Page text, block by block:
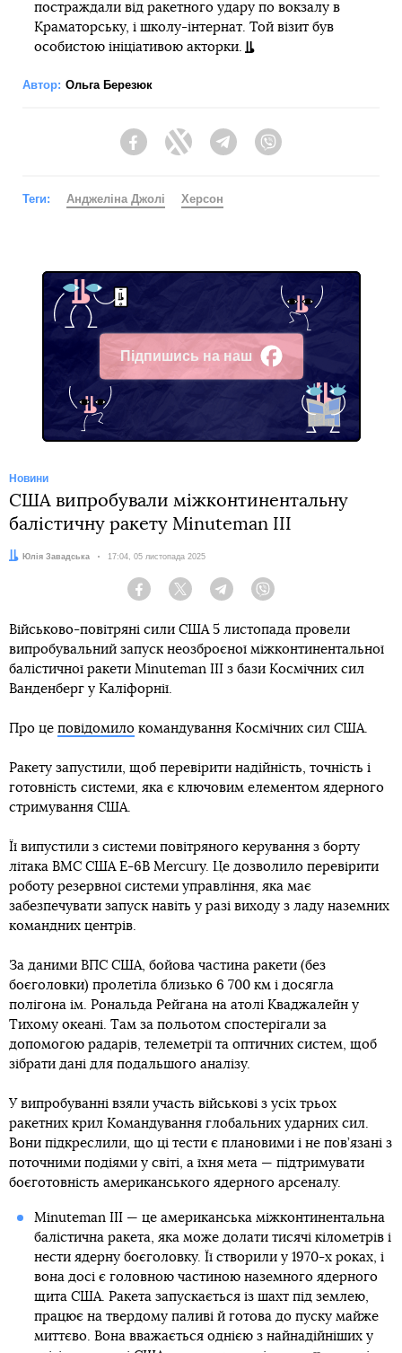
постраждали від ракетного удару по вокзалу в
Краматорську, і школу-інтернат. Той візит був
особистою ініціативою акторки.
Автор: Ольга Березюк
FacebookTwitter Telegram
Теги: Анджеліна Джолі Херсон
Підпишись на наш
Facebook
Новини
США випробували міжконтинентальну
балістичну ракету Minuteman III
Автор:Юлія Завадська Дата:
17:04, 05 листопада 2025
Facebook Twitter Telegram
Військово-повітряні сили США 5 листопада провели
випробувальний запуск неозброєної міжконтинентальної
балістичної ракети Minuteman III з бази Космічних сил
Ванденберг у Каліфорнії.
Про це повідомило командування Космічних сил США.
Ракету запустили, щоб перевірити надійність, точність і
готовність системи, яка є ключовим елементом ядерного
стримування США.
Її випустили з системи повітряного керування з борту
літака ВМС США E-6B Mercury. Це дозволило перевірити
роботу резервної системи управління, яка має
забезпечувати запуск навіть у разі виходу з ладу наземних
командних центрів.
За даними ВПС США, бойова частина ракети (без
боєголовки) пролетіла близько 6 700 км і досягла
полігона ім. Рональда Рейгана на атолі Кваджалейн у
Тихому океані. Там за польотом спостерігали за
допомогою радарів, телеметрії та оптичних систем, щоб
зібрати дані для подальшого аналізу.
У випробуванні взяли участь військові з усіх трьох
ракетних крил Командування глобальних ударних сил.
Вони підкреслили, що ці тести є плановими і не пов’язані з
поточними подіями у світі, а їхня мета — підтримувати
боєготовність американського ядерного арсеналу.
Minuteman III — це американська міжконтинентальна
балістична ракета, яка може долати тисячі кілометрів і
нести ядерну боєголовку. Її створили у 1970-х роках, і
вона досі є головною частиною наземного ядерного
щита США. Ракета запускається із шахт під землею,
працює на твердому паливі й готова до пуску майже
миттєво. Вона вважається однією з найнадійніших у